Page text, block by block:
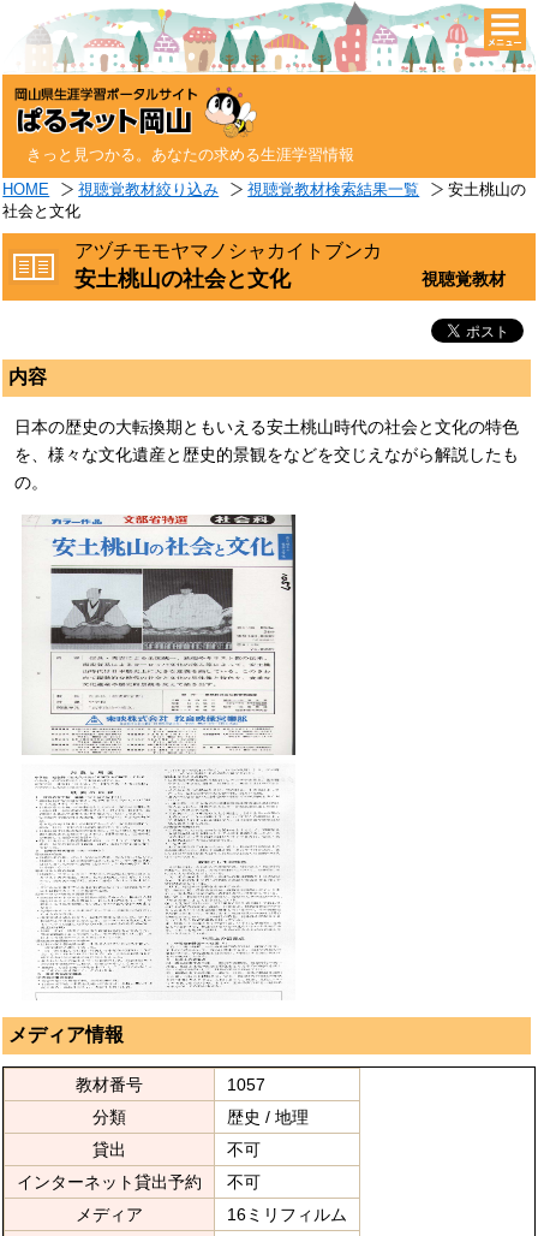
きっと見つかる。あなたの求める生涯学習情報
HOME 視聴覚教材絞り込み 視聴覚教材検索結果一覧
安土桃山の
社会と文化
アヅチモモヤマノシャカイトブンカ
安土桃山の社会と文化 視聴覚教材
内容
日本の歴史の大転換期ともいえる安土桃山時代の社会と文化の特色
を、様々な文化遺産と歴史的景観をなどを交じえながら解説したも
の。
メディア情報
教材番号
1057
分類
歴史 / 地理
貸出
不可
インターネット貸出予約
不可
メディア
16ミリフィルム